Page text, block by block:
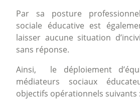
Par sa posture
sociale éducative est
laisser aucune situation
sans réponse.
Ainsi, le déploiement
médiateurs sociaux
objectifs opérationnels suivants :